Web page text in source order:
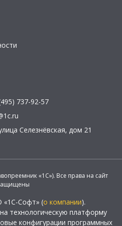
737-92-57
Селезнёвская, дом 21
«1С»). Все права на сайт
Софт» (о компании).
технологическую платформу
конфигурации программных